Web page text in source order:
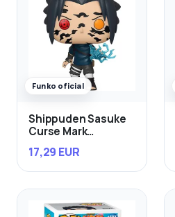
Funko oficial
Shippuden Sasuke
Curse Mark
17,29 EUR